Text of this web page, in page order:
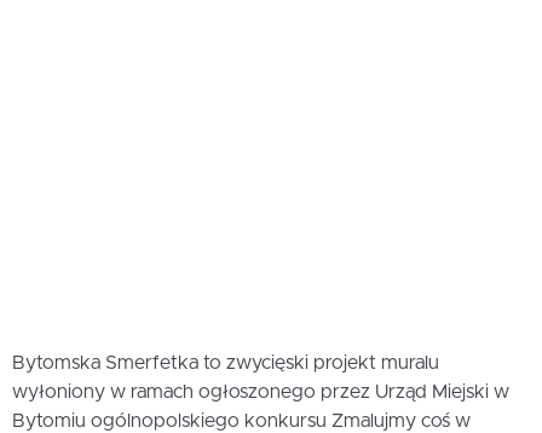
Bytomska Smerfetka to zwycięski projekt muralu
wyłoniony w ramach ogłoszonego przez Urząd Miejski w
Bytomiu ogólnopolskiego konkursu Zmalujmy coś w